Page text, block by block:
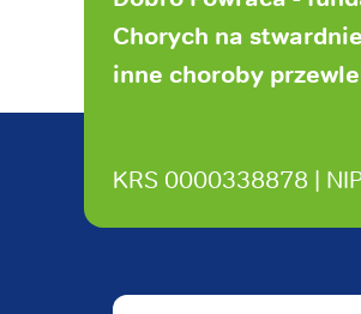
Chorych na
inne choroby
KRS 0000338878 |